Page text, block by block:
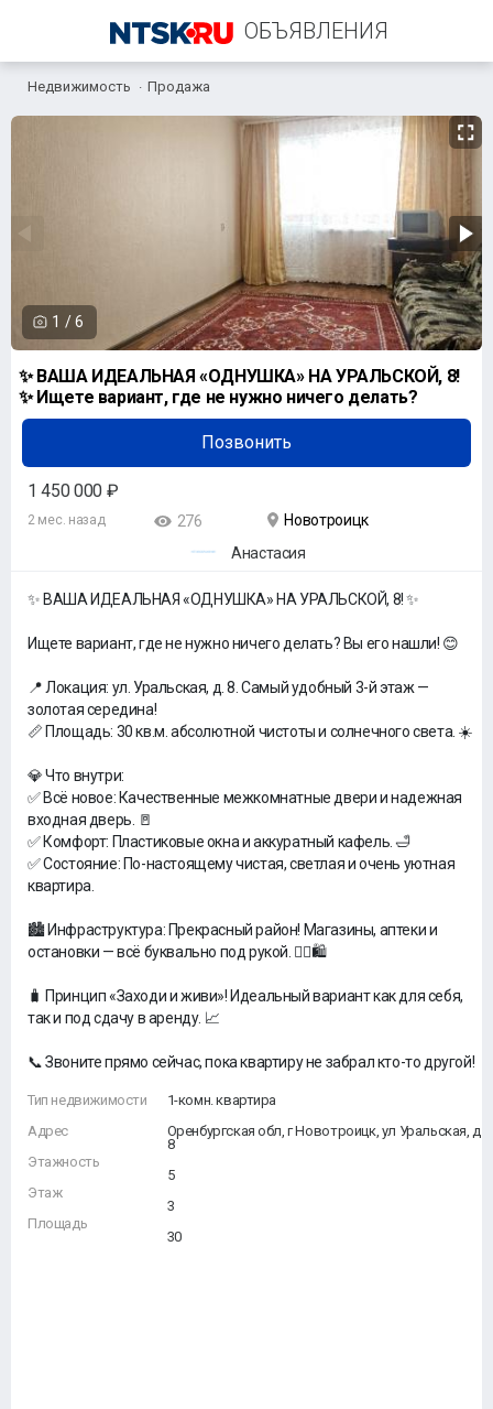
ОБЪЯВЛЕНИЯ
+7 (987) 873-01-47
Недвижимость Продажа
1 / 6
✨ ВАША ИДЕАЛЬНАЯ «ОДНУШКА» НА УРАЛЬСКОЙ, 8!
✨ Ищете вариант, где не нужно ничего делать?
Позвонить
1 450 000 ₽
2 мес. назад 276
Новотроицк
Анастасия
✨ ВАША ИДЕАЛЬНАЯ «ОДНУШКА» НА УРАЛЬСКОЙ, 8! ✨
Ищете вариант, где не нужно ничего делать? Вы его нашли! 😊
📍 Локация: ул. Уральская, д. 8. Самый удобный 3-й этаж —
золотая середина!
📏 Площадь: 30 кв.м. абсолютной чистоты и солнечного света. ☀️
💎 Что внутри:
✅ Всё новое: Качественные межкомнатные двери и надежная
входная дверь. 🚪
✅ Комфорт: Пластиковые окна и аккуратный кафель. 🛁
✅ Состояние: По-настоящему чистая, светлая и очень уютная
квартира.
🏙️ Инфраструктура: Прекрасный район! Магазины, аптеки и
остановки — всё буквально под рукой. 🚶‍♂️🛍️
🧳 Принцип «Заходи и живи»! Идеальный вариант как для себя,
так и под сдачу в аренду. 📈
📞 Звоните прямо сейчас, пока квартиру не забрал кто-то другой!
Тип недвижимости
Адрес
Этажность
Этаж
Площадь
1-комн. квартира
Оренбургская обл, г Новотроицк, ул Уральская, д
8
5
3
30